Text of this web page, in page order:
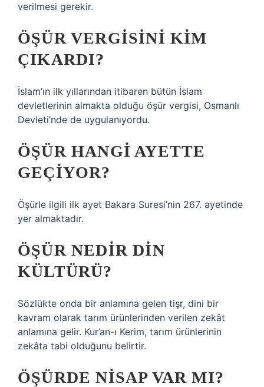
verilmesi gerekir.
ÖŞÜR VERGISINI KIM
ÇIKARDI?
İslam’ın ilk yıllarından itibaren bütün İslam
devletlerinin almakta olduğu öşür vergisi, Osmanlı
Devleti’nde de uygulanıyordu.
ÖŞÜR HANGI AYETTE
GEÇIYOR?
Öşürle ilgili ilk ayet Bakara Suresi’nin 267. ayetinde
yer almaktadır.
ÖŞÜR NEDIR DIN
KÜLTÜRÜ?
Sözlükte onda bir anlamına gelen tişr, dini bir
kavram olarak tarım ürünlerinden verilen zekât
anlamına gelir. Kur’an-ı Kerim, tarım ürünlerinin
zekâta tabi olduğunu belirtir.
ÖŞÜRDE NISAP VAR MI?